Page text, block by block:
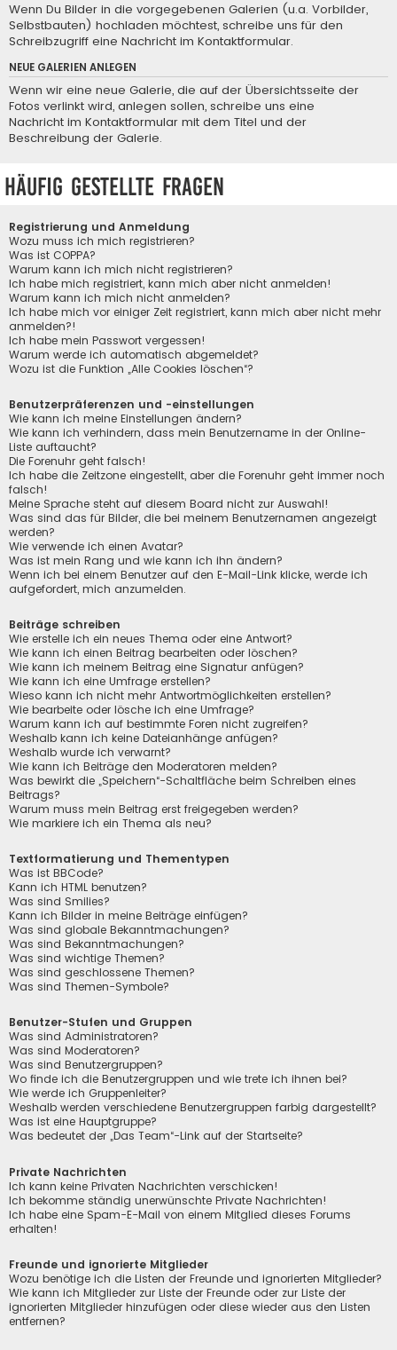
Wenn Du Bilder in die vorgegebenen Galerien (u.a. Vorbilder,
Selbstbauten) hochladen möchtest, schreibe uns für den
Schreibzugriff eine Nachricht im Kontaktformular.
NEUE GALERIEN ANLEGEN
Wenn wir eine neue Galerie, die auf der Übersichtsseite der
Fotos verlinkt wird, anlegen sollen, schreibe uns eine
Nachricht im Kontaktformular mit dem Titel und der
Beschreibung der Galerie.
Häufig gestellte Fragen
Registrierung und Anmeldung
Wozu muss ich mich registrieren?
Was ist COPPA?
Warum kann ich mich nicht registrieren?
Ich habe mich registriert, kann mich aber nicht anmelden!
Warum kann ich mich nicht anmelden?
Ich habe mich vor einiger Zeit registriert, kann mich aber nicht mehr
anmelden?!
Ich habe mein Passwort vergessen!
Warum werde ich automatisch abgemeldet?
Wozu ist die Funktion „Alle Cookies löschen“?
Benutzerpräferenzen und -einstellungen
Wie kann ich meine Einstellungen ändern?
Wie kann ich verhindern, dass mein Benutzername in der Online-
Liste auftaucht?
Die Forenuhr geht falsch!
Ich habe die Zeitzone eingestellt, aber die Forenuhr geht immer noch
falsch!
Meine Sprache steht auf diesem Board nicht zur Auswahl!
Was sind das für Bilder, die bei meinem Benutzernamen angezeigt
werden?
Wie verwende ich einen Avatar?
Was ist mein Rang und wie kann ich ihn ändern?
Wenn ich bei einem Benutzer auf den E-Mail-Link klicke, werde ich
aufgefordert, mich anzumelden.
Beiträge schreiben
Wie erstelle ich ein neues Thema oder eine Antwort?
Wie kann ich einen Beitrag bearbeiten oder löschen?
Wie kann ich meinem Beitrag eine Signatur anfügen?
Wie kann ich eine Umfrage erstellen?
Wieso kann ich nicht mehr Antwortmöglichkeiten erstellen?
Wie bearbeite oder lösche ich eine Umfrage?
Warum kann ich auf bestimmte Foren nicht zugreifen?
Weshalb kann ich keine Dateianhänge anfügen?
Weshalb wurde ich verwarnt?
Wie kann ich Beiträge den Moderatoren melden?
Was bewirkt die „Speichern“-Schaltfläche beim Schreiben eines
Beitrags?
Warum muss mein Beitrag erst freigegeben werden?
Wie markiere ich ein Thema als neu?
Textformatierung und Thementypen
Was ist BBCode?
Kann ich HTML benutzen?
Was sind Smilies?
Kann ich Bilder in meine Beiträge einfügen?
Was sind globale Bekanntmachungen?
Was sind Bekanntmachungen?
Was sind wichtige Themen?
Was sind geschlossene Themen?
Was sind Themen-Symbole?
Benutzer-Stufen und Gruppen
Was sind Administratoren?
Was sind Moderatoren?
Was sind Benutzergruppen?
Wo finde ich die Benutzergruppen und wie trete ich ihnen bei?
Wie werde ich Gruppenleiter?
Weshalb werden verschiedene Benutzergruppen farbig dargestellt?
Was ist eine Hauptgruppe?
Was bedeutet der „Das Team“-Link auf der Startseite?
Private Nachrichten
Ich kann keine Privaten Nachrichten verschicken!
Ich bekomme ständig unerwünschte Private Nachrichten!
Ich habe eine Spam-E-Mail von einem Mitglied dieses Forums
erhalten!
Freunde und ignorierte Mitglieder
Wozu benötige ich die Listen der Freunde und ignorierten Mitglieder?
Wie kann ich Mitglieder zur Liste der Freunde oder zur Liste der
ignorierten Mitglieder hinzufügen oder diese wieder aus den Listen
entfernen?